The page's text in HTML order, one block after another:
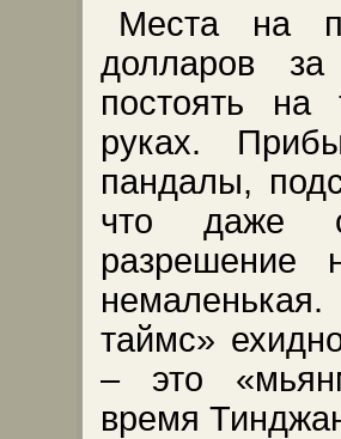
Места на
долларов
постоять
руках.
пандалы,
что даже
разрешение
таймс»
– это
время